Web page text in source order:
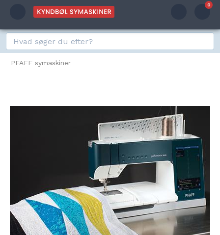
0
PFAFF symaskiner